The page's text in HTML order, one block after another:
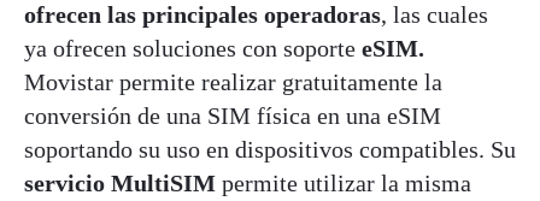
ofrecen las principales operadoras, las cuales
ya ofrecen soluciones con soporte eSIM.
Movistar permite realizar gratuitamente la
conversión de una SIM física en una eSIM
soportando su uso en dispositivos compatibles. Su
servicio MultiSIM permite utilizar la misma